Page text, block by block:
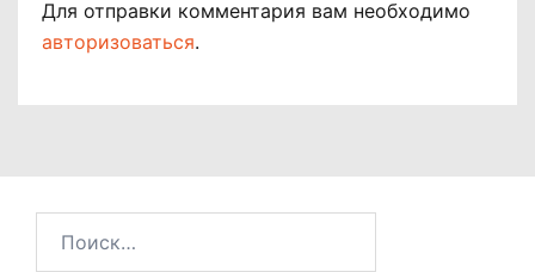
Для отправки комментария вам необходимо
авторизоваться.